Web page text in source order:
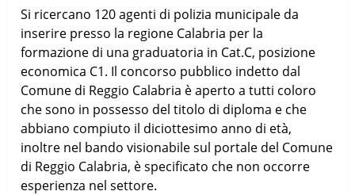
Si ricercano 120 agenti di polizia municipale da
inserire presso la regione Calabria per la
formazione di una graduatoria in Cat.C, posizione
economica C1. Il concorso pubblico indetto dal
Comune di Reggio Calabria è aperto a tutti coloro
che sono in possesso del titolo di diploma e che
abbiano compiuto il diciottesimo anno di età,
inoltre nel bando visionabile sul portale del Comune
di Reggio Calabria, è specificato che non occorre
esperienza nel settore.